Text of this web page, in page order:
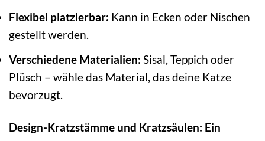
Flexibel platzierbar: Kann in Ecken oder Nischen
gestellt werden.
Verschiedene Materialien: Sisal, Teppich oder
Plüsch – wähle das Material, das deine Katze
bevorzugt.
Design-Kratzstämme und Kratzsäulen: Ein